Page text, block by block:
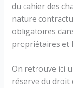
du cahier des
nature
obligatoires
propriétaires et
On retrouve ici
réserve du droit